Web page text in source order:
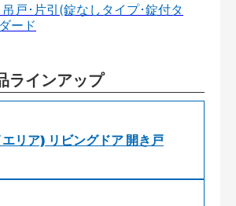
戸･片引(錠なしタイプ･錠付タ
ード
ラインアップ
リア) リビングドア 開き戸